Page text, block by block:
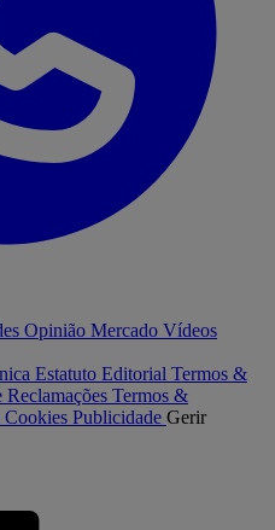
Opinião Mercado Vídeos
Estatuto Editorial Termos &
Termos &
Cookies Publicidade Gerir